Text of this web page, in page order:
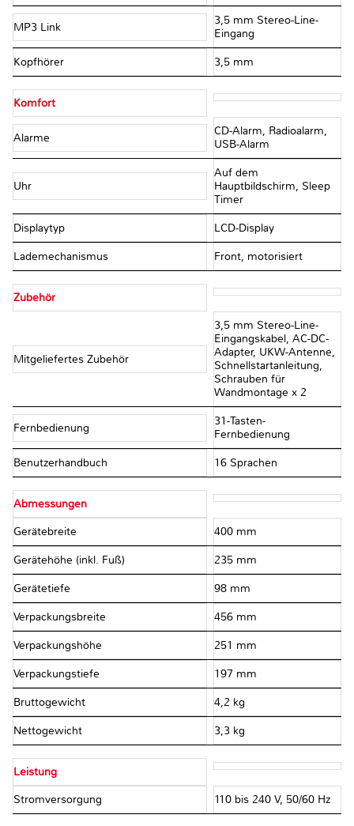
MP3 Link
3,5 mm Stereo-Line-
Eingang
Kopfhörer 3,5 mm
Komfort
Alarme
CD-Alarm, Radioalarm,
USB-Alarm
Uhr
Auf dem
Hauptbildschirm, Sleep
Timer
Displaytyp LCD-Display
Lademechanismus Front, motorisiert
Zubehör
Mitgeliefertes Zubehör
3,5 mm Stereo-Line-
Eingangskabel, AC-DC-
Adapter, UKW-Antenne,
Schnellstartanleitung,
Schrauben für
Wandmontage x 2
Fernbedienung
31-Tasten-
Fernbedienung
Benutzerhandbuch 16 Sprachen
Abmessungen
Gerätebreite 400 mm
Gerätehöhe (inkl. Fuß) 235 mm
Gerätetiefe 98 mm
Verpackungsbreite 456 mm
Verpackungshöhe 251 mm
Verpackungstiefe 197 mm
Bruttogewicht 4,2 kg
Nettogewicht 3,3 kg
Leistung
Stromversorgung 110 bis 240 V, 50/60 Hz